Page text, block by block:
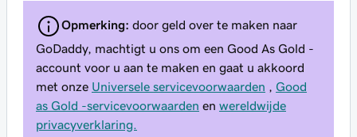
Opmerking: door geld over te maken naar
GoDaddy, machtigt u ons om een Good As Gold -
account voor u aan te maken en gaat u akkoord
met onze Universele servicevoorwaarden
Good
as Gold -servicevoorwaarden en wereldwijde
privacyverklaring.